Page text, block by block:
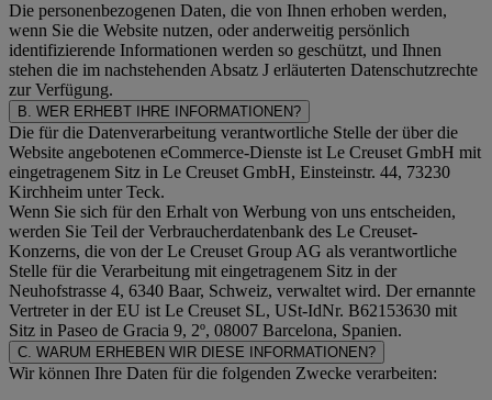
Die personenbezogenen Daten, die von Ihnen erhoben werden,
wenn Sie die Website nutzen, oder anderweitig persönlich
identifizierende Informationen werden so geschützt, und Ihnen
stehen die im nachstehenden Absatz J erläuterten Datenschutzrechte
zur Verfügung.
B. WER ERHEBT IHRE INFORMATIONEN?
Die für die Datenverarbeitung verantwortliche Stelle der über die
Website angebotenen eCommerce-Dienste ist Le Creuset GmbH mit
eingetragenem Sitz in Le Creuset GmbH, Einsteinstr. 44, 73230
Kirchheim unter Teck.
Wenn Sie sich für den Erhalt von Werbung von uns entscheiden,
werden Sie Teil der Verbraucherdatenbank des Le Creuset-
Konzerns, die von der Le Creuset Group AG als verantwortliche
Stelle für die Verarbeitung mit eingetragenem Sitz in der
Neuhofstrasse 4, 6340 Baar, Schweiz, verwaltet wird. Der ernannte
Vertreter in der EU ist Le Creuset SL, USt-IdNr. B62153630 mit
Sitz in Paseo de Gracia 9, 2º, 08007 Barcelona, Spanien.
C. WARUM ERHEBEN WIR DIESE INFORMATIONEN?
Wir können Ihre Daten für die folgenden Zwecke verarbeiten: